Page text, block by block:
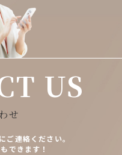
US
せ
ご連絡ください。
できます！